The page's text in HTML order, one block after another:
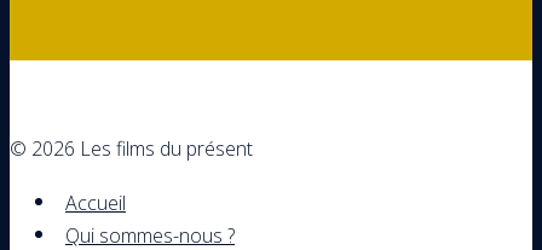
© 2026 Les films du présent
Accueil
Qui sommes-nous ?